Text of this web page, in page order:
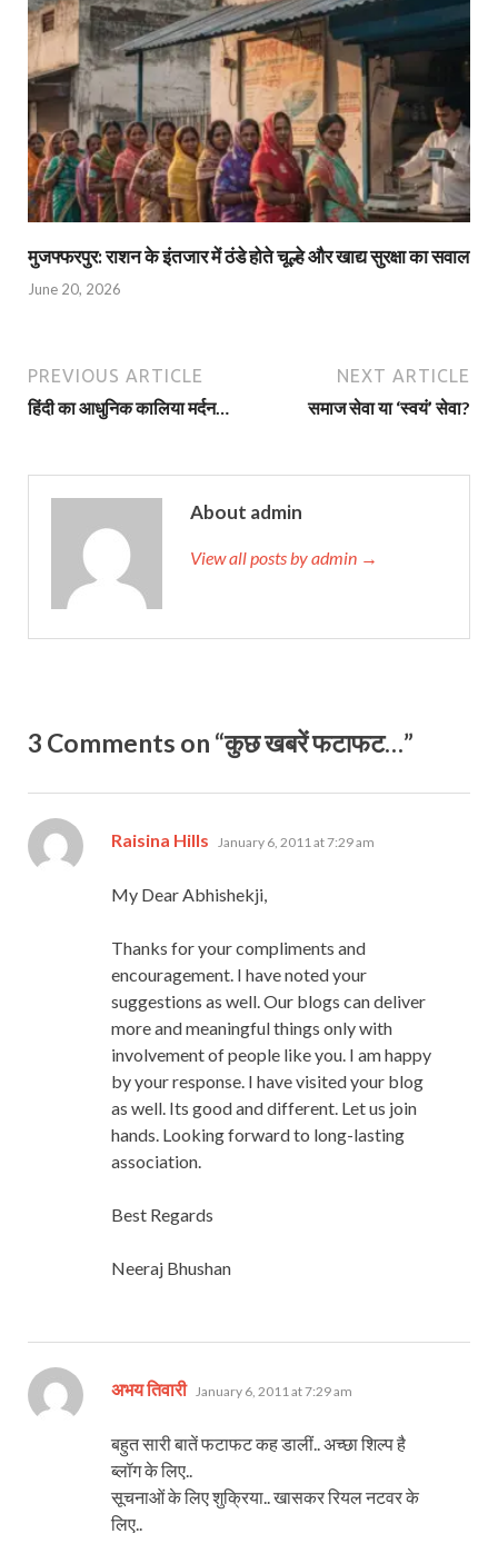
मुजफ्फरपुर: राशन के इंतजार में ठंडे होते चूल्हे और खाद्य सुरक्षा का सवाल
June 20, 2026
PREVIOUS ARTICLE
हिंदी का आधुनिक कालिया मर्दन…
NEXT ARTICLE
समाज सेवा या ‘स्वयं’ सेवा?
About admin
View all posts by admin →
3 Comments on “कुछ खबरें फटाफट…”
Raisina Hills says:
January 6, 2011 at 7:29 am
My Dear Abhishekji,
Thanks for your compliments and
encouragement. I have noted your
suggestions as well. Our blogs can deliver
more and meaningful things only with
involvement of people like you. I am happy
by your response. I have visited your blog
as well. Its good and different. Let us join
hands. Looking forward to long-lasting
association.
Best Regards
Neeraj Bhushan
अभय तिवारी says:
January 6, 2011 at 7:29 am
बहुत सारी बातें फटाफट कह डालीं.. अच्छा शिल्प है
ब्लॉग के लिए..
सूचनाओं के लिए शुक्रिया.. खासकर रियल नटवर के
लिए..